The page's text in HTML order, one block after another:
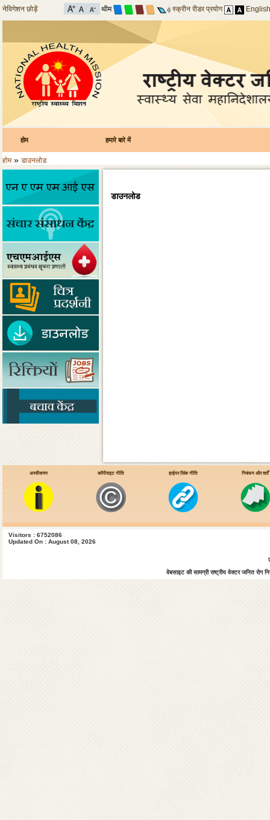
नेविगेशन छोड़ें थीम स्क्रीन रीडर प्रयोग English
होम हमारे बारे में
होम» डाउनलोड
डाउनलोड
अस्वीकरण कॉपीराइट नीति हाईपर लिंक नीति निबंधन और शर्तें
Visitors : 6752086
Updated On : August 08, 2026
वेबसाइट की सामग्री राष्ट्रीय वेक्टर जनित रोग